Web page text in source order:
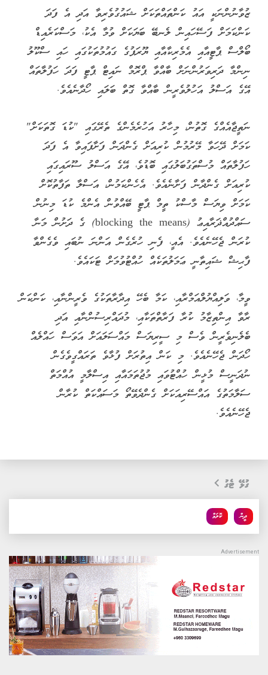
ޒުވާނުންނަކީ އައު ކަންތައްތަކަށް ޝައުގުވެރިވާ އަދި އެ ފަދަ
ކަންކަމަށް ފަސޭހައިން ލެނބޭ ބަޔަކަށް ވުމާ އެކު، މަސްކަރެއިޑް
ބޯލްސް ޕާޓީއާއި އެމެރިކާއާއި ޔޫރަޕުގެ ގައުމުތަކުގައި ހައި ސްކޫލު
ނިންމާ ދަރިވަރުންނަށް ބާއްވާ ޕްރޮމް ނައިޓް ޕާޓީ ފަދަ ހަފުލާތައް
އޭގެ އަސްލު އަހުލުވެރީން ބާއްވާ ގޮތް ބަލައި ހޯދާނެއެވެ.
ނަތީޖާއެއްގެ ގޮތުން، މިހާރު އަހުރެމެންގެ ތެރޭގައި "ކުޑަ ގޮތަކަށް"
ކަމަށް ދޭހަވާ މޭރުމުން ކުރިއަށް ގެންދަން ފަށާފައިވާ އެ ފަދަ
ހަފުލާތައް މުސްތަގުބަލުގައި ބޮޑުވެ، އޭގެ އަސްލު ސޫރައިގައި
ކުރިއަށް ގެންދާން ފަށާނެއެވެ. އެހެންކަމުން، އަސްލާ ތަފާތުކޮށް
ކަމަށް ވިޔަސް މާސްކު ތީމް ޕާޓީ ބޭއްވުން އެންމެ ކުޑަ މިނުން
ސައްދުއްޛަރާއިޢު (blocking the means) ގެ ދަށުން މަނާ
ކުރަން ޖެހޭނެއެވެ. އެއީ، ފެނި ހުރެގެން އަންނަ ނުބައި ވެގެންވާ
ފާޙިޝް ޝައިތާނީ ޢަމަލުތަކެއް ހުއްޓުވުމަށް ޓަކައެވެ.
ވީމާ، ވަލިއްޔުލްއަމްރާއި، ކަމާ ބެހޭ އިދާރާތަކުގެ ވެރީންނާއި، ކަންކަން
ރާވާ އިންތިޒާމު ކުރާ ފަރާތްތަކާއި، މުދައްރިސުންނާއި އަދި
ބެލެނިވެރީން ވެސް މި ސީރިޔަސް މައްސަލައަށް އަވަސް ހައްލެއް
ހޯދަން ޖެހޭނެއެވެ. މި ކަން އިތުރަށް ފުޅާވެ ތަރައްގީވެގެން
ނުދަނީސް މުޅީން ހުއްޓުވައި މުޖުތަމައާއި އިސްލާމީ އުއްމަތް
ސަލާމަތުގެ އައްސޭރިއަކަށް ގެންދެވޭތޯ މަސައްކަތް ކުރާން
ޖެހޭނެއެވެ.
ގުޅޭ ޓެގު
ކޮލަމް ދީން